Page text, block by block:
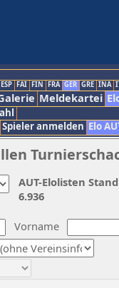
ESP FAI FIN FRA GER GRE INA
Meldekartei
Spieler anmelden Elo
Vorname
AUT-Elolisten
6.936